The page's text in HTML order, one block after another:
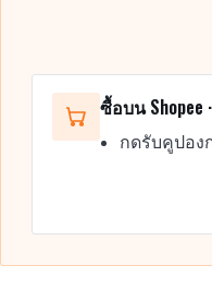
ซื้อบน Shopee ·
กดรับคูปอง